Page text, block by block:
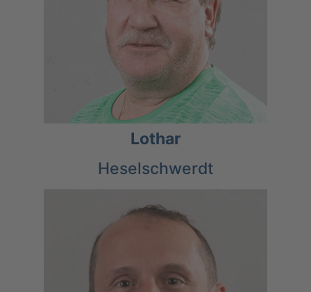
Lothar
Heselschwerdt